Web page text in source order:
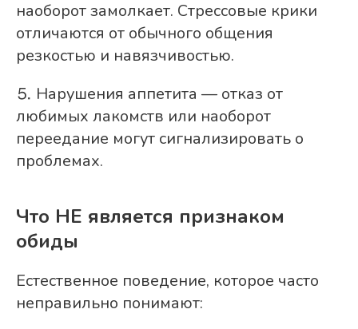
наоборот замолкает. Стрессовые крики
отличаются от обычного общения
резкостью и навязчивостью.
⒌ Нарушения аппетита — отказ от
любимых лакомств или наоборот
переедание могут сигнализировать о
проблемах.
Что НЕ является признаком
обиды
Естественное поведение, которое часто
неправильно понимают: